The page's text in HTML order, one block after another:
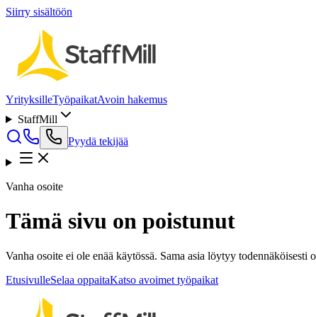
Siirry sisältöön
YrityksilleTyöpaikatAvoin hakemus
StaffMill
Pyydä tekijää
Vanha osoite
Tämä sivu on poistunut
Vanha osoite ei ole enää käytössä. Sama asia löytyy
EtusivulleSelaa oppaitaKatso avoimet työpaikat